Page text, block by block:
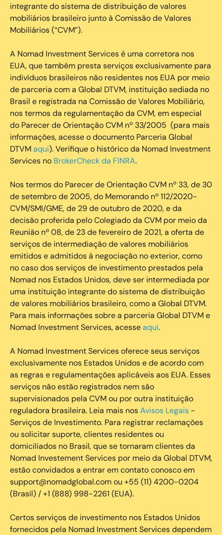
integrante do sistema de distribuição de valores
mobiliários brasileiro junto à Comissão de Valores
Mobiliários (“CVM”).
‍A Nomad Investment Services é uma corretora nos
EUA, que também presta serviços exclusivamente para
indivíduos brasileiros não residentes nos EUA por meio
de parceria com a Global DTVM, instituição sediada no
Brasil e registrada na Comissão de Valores Mobiliário,
nos termos da regulamentação da CVM, em especial
do Parecer de Orientação CVM nº 33/2005 (para mais
informações, acesse o documento Parceria Global
DTVMaqui). Verifique o histórico da Nomad Investment
Services no BrokerCheck da FINRA.
Nos termos do Parecer de Orientação CVM nº 33, de 30
de setembro de 2005, do Memorando nº 112/2020-
CVM/SMI/GME, de 29 de outubro de 2020, e da
decisão proferida pelo Colegiado da CVM por meio da
Reunião nº 08, de 23 de fevereiro de 2021, a oferta de
serviços de intermediação de valores mobiliários
emitidos e admitidos à negociação no exterior, como
no caso dos serviços de investimento prestados pela
Nomad nos Estados Unidos, deve ser intermediada por
uma instituição integrante do sistema de distribuição
de valores mobiliários brasileiro, como a Global DTVM.
Para mais informações sobre a parceria Global DTVM e
Nomad Investment Services, acesseaqui.
A Nomad Investment Services oferece seus serviços
exclusivamente nos Estados Unidos e de acordo com
as regras e regulamentações aplicáveis aos EUA. Esses
serviços não estão registrados nem são
supervisionados pela CVM ou por outra instituição
reguladora brasileira. Leia mais nosAvisos Legais -
Serviços de Investimento. Para registrar reclamações
ou solicitar suporte, clientes residentes ou
domiciliados no Brasil, que se tornaram clientes da
Nomad Investement Services por meio da Global DTVM,
estão convidados a entrar em contato conosco em
support@nomadglobal.com ou +55 (11) 4200-0204
(Brasil) / +1 (888) 998-2261 (EUA).
Certos serviços de investimento nos Estados Unidos
fornecidos pela Nomad Investment Services dependem